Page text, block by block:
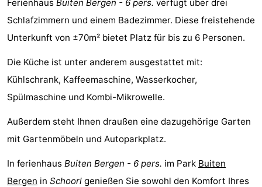
van
Egmont
Huize
Glory
Zeeparel
Campingplätze
Ferienhäuser
-
Buiten
Bergen
-
De
Woudhoeve
-
Duinpark
-
Ferienhaus Buiten Bergen - 6 pers. verfügt über drei
Schlafzimmern und einem Badezimmer. Diese freistehende
Unterkunft von ±70m² bietet Platz für bis zu 6 Personen.
Die Küche ist unter anderem ausgestattet mit:
Kühlschrank, Kaffeemaschine, Wasserkocher,
Spülmaschine und Kombi-Mikrowelle.
Außerdem steht Ihnen draußen eine dazugehörige Garten
mit Gartenmöbeln und Autoparkplatz.
In ferienhaus Buiten Bergen - 6 pers. im Park Buiten
Bergen in Schoorl genießen Sie sowohl den Komfort Ihres